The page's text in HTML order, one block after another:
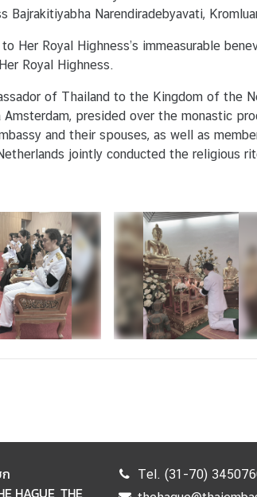
Narendiradebyavati,
Her Royal Highness’s immeasurable
Royal Highness.
of Thailand to the Kingdom of
presided over the monastic
and their spouses, as well as
jointly conducted the religious
HAGUE, THE
Tel. (31-70)